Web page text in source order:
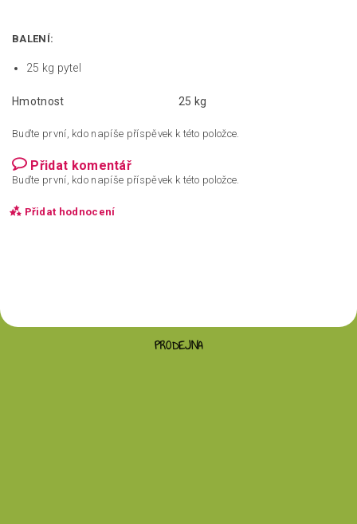
BALENÍ:
25 kg pytel
Hmotnost 25 kg
Buďte první, kdo napíše příspěvek k této položce.
Přidat komentář
Buďte první, kdo napíše příspěvek k této položce.
Přidat hodnocení
PRODEJNA